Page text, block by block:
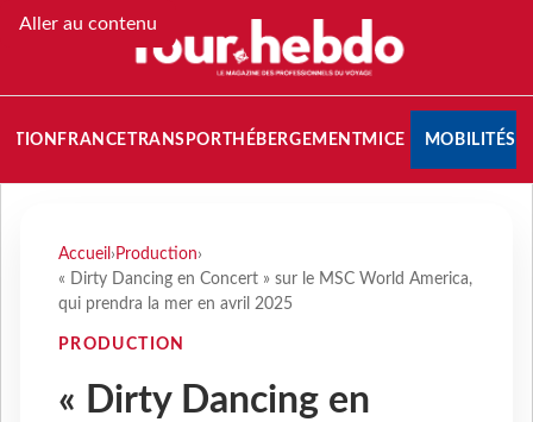
Aller au contenu
FRANCETRANSPORT HÉBERGEMENTMICE MOBILITÉS
Accueil › Production›
« Dirty Dancing en Concert » sur le MSC World America,
qui prendra la mer en avril 2025
PRODUCTION
« Dirty Dancing en